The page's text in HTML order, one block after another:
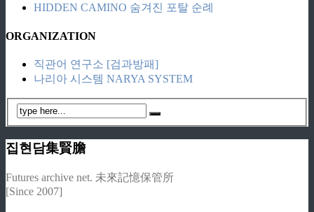
HIDDEN CAMINO 숨겨진 포탈 순례
ORGANIZATION
직관어 연구소 [검과방패]
나리아 시스템 NARYA SYSTEM
집현담集賢膽
Futures archive net. 未來記憶保管所
[Since 2007]